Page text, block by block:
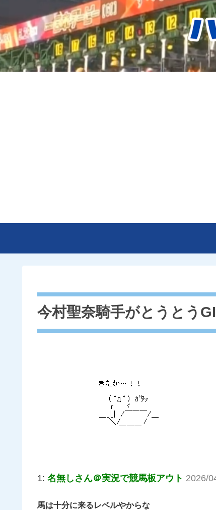
今村聖奈騎手がとうとう
1: 名無しさん＠実況で競馬板アウト 2026/
馬は十分に来るレベルやからな